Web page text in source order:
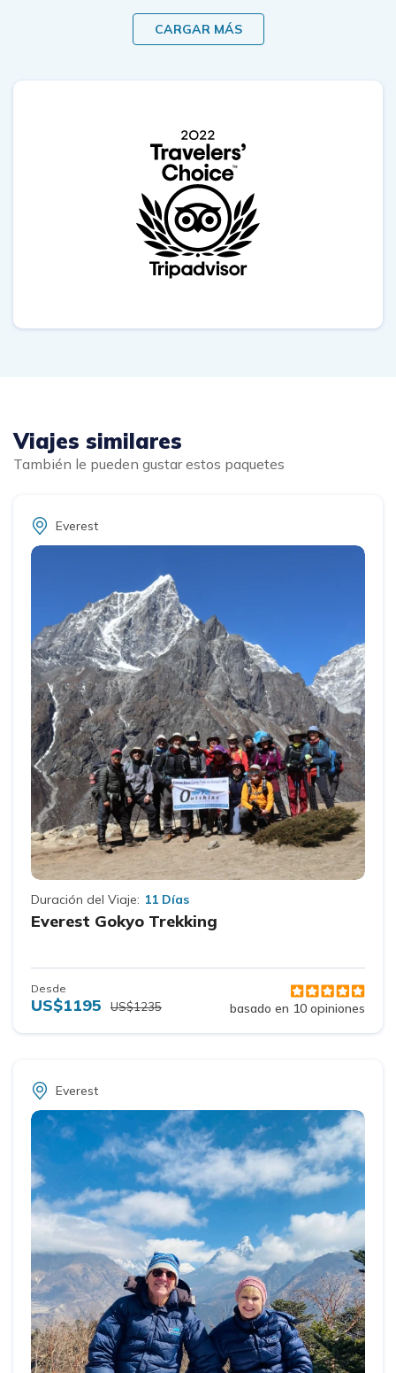
CARGAR MÁS
Viajes similares
También le pueden gustar estos paquetes
Everest
Duración del Viaje: 11 Días
Everest Gokyo Trekking
Desde
US$1195 US$1235 basado en 10 opiniones
Everest